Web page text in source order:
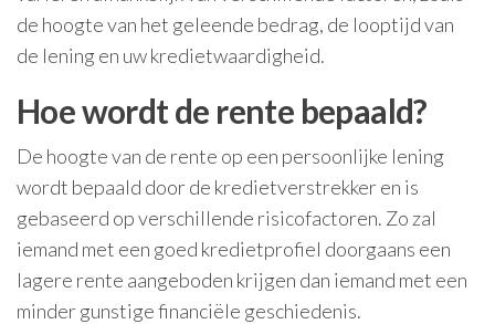
de hoogte van het geleende bedrag, de looptijd van
de lening en uw kredietwaardigheid.
Hoe wordt de rente bepaald?
De hoogte van de rente op een persoonlijke lening
wordt bepaald door de kredietverstrekker en is
gebaseerd op verschillende risicofactoren. Zo zal
iemand met een goed kredietprofiel doorgaans een
lagere rente aangeboden krijgen dan iemand met een
minder gunstige financiële geschiedenis.